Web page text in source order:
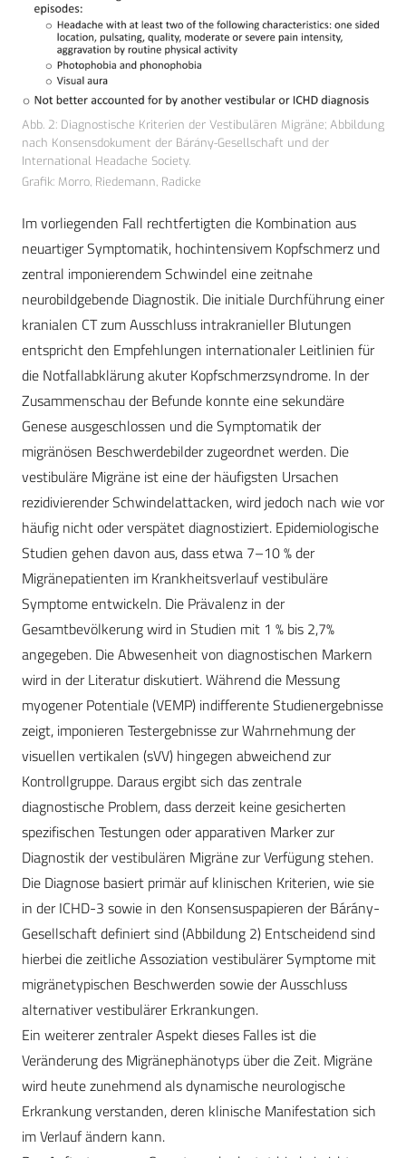
Abb. 2: Diagnostische Kriterien der Vestibulären Migräne; Abbildung
nach Konsensdokument der Bárány-Gesellschaft und der
International Headache Society.
Grafik: Morro, Riedemann, Radicke
Im vorliegenden Fall rechtfertigten die Kombination aus
neuartiger Symptomatik, hochintensivem Kopfschmerz und
zentral imponierendem Schwindel eine zeitnahe
neurobildgebende Diagnostik. Die initiale Durchführung einer
kranialen CT zum Ausschluss intrakranieller Blutungen
entspricht den Empfehlungen internationaler Leitlinien für
die Notfallabklärung akuter Kopfschmerzsyndrome. In der
Zusammenschau der Befunde konnte eine sekundäre
Genese ausgeschlossen und die Symptomatik der
migränösen Beschwerdebilder zugeordnet werden. Die
vestibuläre Migräne ist eine der häufigsten Ursachen
rezidivierender Schwindelattacken, wird jedoch nach wie vor
häufig nicht oder verspätet diagnostiziert. Epidemiologische
Studien gehen davon aus, dass etwa 7–10 % der
Migränepatienten im Krankheitsverlauf vestibuläre
Symptome entwickeln. Die Prävalenz in der
Gesamtbevölkerung wird in Studien mit 1 % bis 2,7%
angegeben. Die Abwesenheit von diagnostischen Markern
wird in der Literatur diskutiert. Während die Messung
myogener Potentiale (VEMP) indifferente Studienergebnisse
zeigt, imponieren Testergebnisse zur Wahrnehmung der
visuellen vertikalen (sVV) hingegen abweichend zur
Kontrollgruppe. Daraus ergibt sich das zentrale
diagnostische Problem, dass derzeit keine gesicherten
spezifischen Testungen oder apparativen Marker zur
Diagnostik der vestibulären Migräne zur Verfügung stehen.
Die Diagnose basiert primär auf klinischen Kriterien, wie sie
in der ICHD-3 sowie in den Konsensuspapieren der Bárány-
Gesellschaft definiert sind (Abbildung 2) Entscheidend sind
hierbei die zeitliche Assoziation vestibulärer Symptome mit
migränetypischen Beschwerden sowie der Ausschluss
alternativer vestibulärer Erkrankungen.
Ein weiterer zentraler Aspekt dieses Falles ist die
Veränderung des Migränephänotyps über die Zeit. Migräne
wird heute zunehmend als dynamische neurologische
Erkrankung verstanden, deren klinische Manifestation sich
im Verlauf ändern kann.